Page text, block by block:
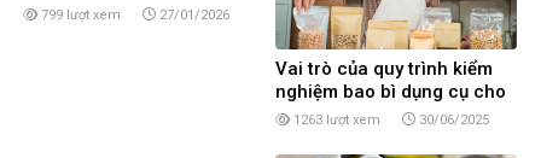
799 lượt xem 27/01/2026
Vai trò của quy trình kiểm
nghiệm bao bì dụng cụ cho
doanh nghiệp
1263 lượt xem 30/06/2025